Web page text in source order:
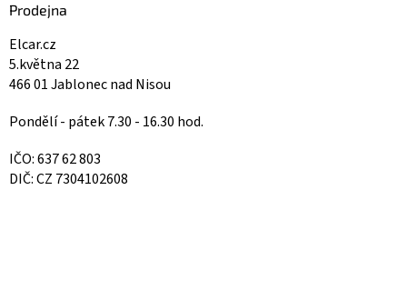
Prodejna
Elcar.cz
5.května 22
466 01 Jablonec nad Nisou
Pondělí - pátek 7.30 - 16.30 hod.
IČO: 637 62 803
DIČ: CZ 7304102608